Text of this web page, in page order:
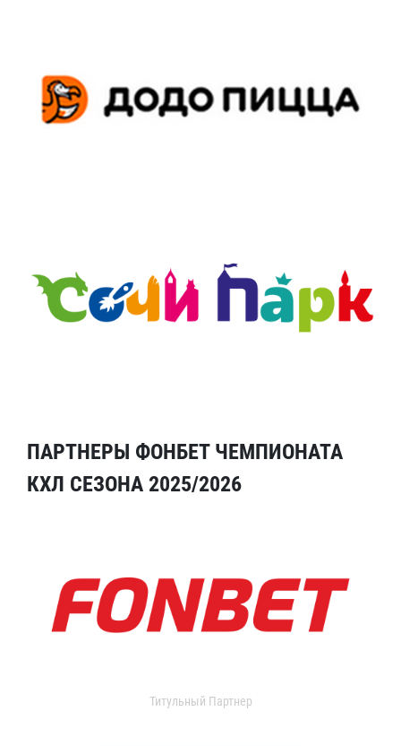
ПАРТНЕРЫ ФОНБЕТ ЧЕМПИОНАТА
КХЛ СЕЗОНА 2025/2026
Титульный Партнер